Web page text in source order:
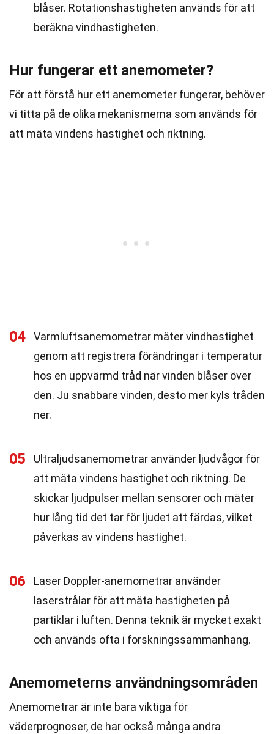
blåser. Rotationshastigheten används för att
beräkna vindhastigheten.
Hur fungerar ett anemometer?
För att förstå hur ett anemometer fungerar, behöver
vi titta på de olika mekanismerna som används för
att mäta vindens hastighet och riktning.
04
Varmluftsanemometrar mäter vindhastighet
genom att registrera förändringar i temperatur
hos en uppvärmd tråd när vinden blåser över
den. Ju snabbare vinden, desto mer kyls tråden
ner.
05
Ultraljudsanemometrar använder ljudvågor för
att mäta vindens hastighet och riktning. De
skickar ljudpulser mellan sensorer och mäter
hur lång tid det tar för ljudet att färdas, vilket
påverkas av vindens hastighet.
06
Laser Doppler-anemometrar använder
laserstrålar för att mäta hastigheten på
partiklar i luften. Denna teknik är mycket exakt
och används ofta i forskningssammanhang.
Anemometerns användningsområden
Anemometrar är inte bara viktiga för
väderprognoser, de har också många andra